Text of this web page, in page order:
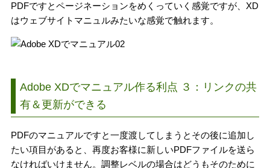
PDFですとページネーションをめくっていく感覚ですが、XD
はウェブサイトマニュルみたいな感覚で触れます。
Adobe XDでマニュアル作る利点 ３：リンクの共
有＆更新ができる
PDFのマニュアルですと一度渡してしまうとその後に追加し
たい項目があると、再度お客様に新しいPDFファイルを送ら
なければいけません。調整レベルの場合はどうもそのために